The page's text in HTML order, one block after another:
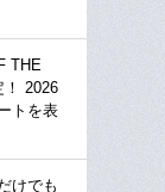
THE
！ 2026
トを表
けでも